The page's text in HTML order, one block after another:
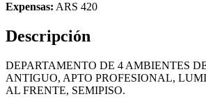
Expensas: ARS 420
Descripción
DEPARTAMENTO DE 4 AMBIENTES
ANTIGUO, APTO PROFESIONAL,
AL FRENTE, SEMIPISO.